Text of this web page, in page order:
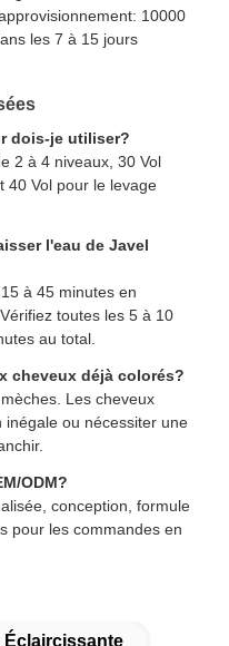
10000
les 7 à 15 jours
dois-je utiliser?
2 à 4 niveaux, 30 Vol
40 Vol pour le levage
l'eau de Javel
à 45 minutes en
toutes les 5 à 10
au total.
cheveux déjà colorés?
Les cheveux
ou nécessiter une
ODM?
conception, formule
pour les commandes en
Éclaircissante